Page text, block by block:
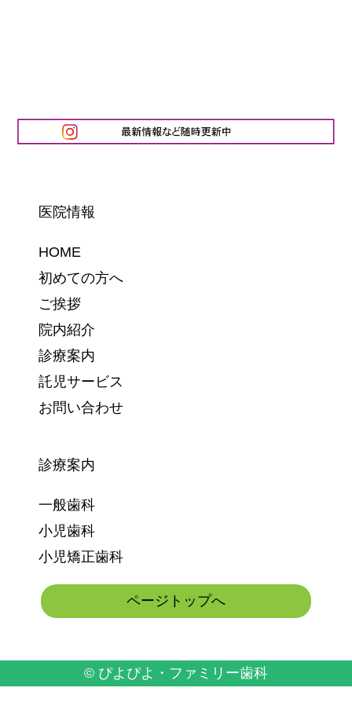
医院情報
HOME
初めての方へ
ご挨拶
院内紹介
診療案内
託児サービス
お問い合わせ
診療案内
一般歯科
小児歯科
小児矯正歯科
ページトップへ
© ぴよぴよ・ファミリー歯科